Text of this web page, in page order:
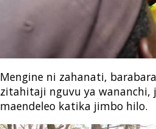
Mengine ni zahanati,
zitahitaji nguvu ya wananchi,
maendeleo katika jimbo hilo.